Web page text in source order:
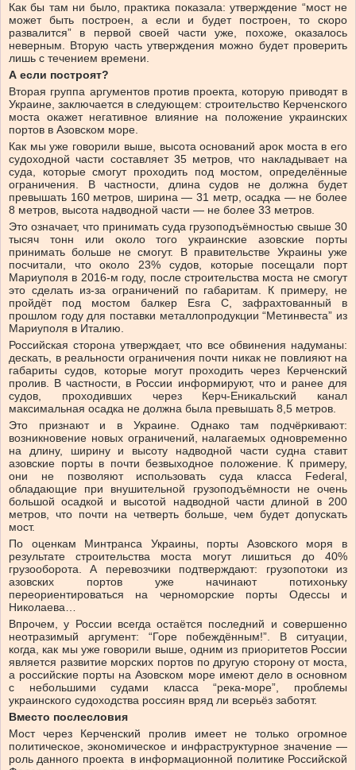
Как бы там ни было, практика показала: утверждение “мост не
может быть построен, а если и будет построен, то скоро
развалится” в первой своей части уже, похоже, оказалось
неверным. Вторую часть утверждения можно будет проверить
лишь с течением времени.
А если построят?
Вторая группа аргументов против проекта, которую приводят в
Украине, заключается в следующем: строительство Керченского
моста окажет негативное влияние на положение украинских
портов в Азовском море.
Как мы уже говорили выше, высота оснований арок моста в его
судоходной части составляет 35 метров, что накладывает на
суда, которые смогут проходить под мостом, определённые
ограничения. В частности, длина судов не должна будет
превышать 160 метров, ширина — 31 метр, осадка — не более
8 метров, высота надводной части — не более 33 метров.
Это означает, что принимать суда грузоподъёмностью свыше 30
тысяч тонн или около того украинские азовские порты
принимать больше не смогут. В правительстве Украины уже
посчитали, что около 23% судов, которые посещали порт
Мариуполя в 2016-м году, после строительства моста не смогут
это сделать из-за ограничений по габаритам. К примеру, не
пройдёт под мостом балкер Esra C, зафрахтованный в
прошлом году для поставки металлопродукции “Метинвеста” из
Мариуполя в Италию.
Российская сторона утверждает, что все обвинения надуманы:
дескать, в реальности ограничения почти никак не повлияют на
габариты судов, которые могут проходить через Керченский
пролив. В частности, в России информируют, что и ранее для
судов, проходивших через Керч-Еникальский канал
максимальная осадка не должна была превышать 8,5 метров.
Это признают и в Украине. Однако там подчёркивают:
возникновение новых ограничений, налагаемых одновременно
на длину, ширину и высоту надводной части судна ставит
азовские порты в почти безвыходное положение. К примеру,
они не позволяют использовать суда класса Federal,
обладающие при внушительной грузоподъёмности не очень
большой осадкой и высотой надводной части длиной в 200
метров, что почти на четверть больше, чем будет допускать
мост.
По оценкам Минтранса Украины, порты Азовского моря в
результате строительства моста могут лишиться до 40%
грузооборота. А перевозчики подтверждают: грузопотоки из
азовских портов уже начинают потихоньку
переориентироваться на черноморские порты Одессы и
Николаева…
Впрочем, у России всегда остаётся последний и совершенно
неотразимый аргумент: “Горе побеждённым!”. В ситуации,
когда, как мы уже говорили выше, одним из приоритетов России
является развитие морских портов по другую сторону от моста,
а российские порты на Азовском море имеют дело в основном
с небольшими судами класса “река-море”, проблемы
украинского судоходства россиян вряд ли всерьёз заботят.
Вместо послесловия
Мост через Керченский пролив имеет не только огромное
политическое, экономическое и инфраструктурное значение —
роль данного проекта в информационной политике Российской